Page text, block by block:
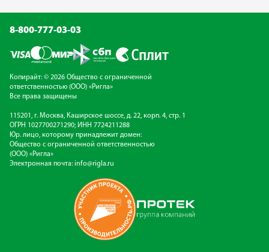
8-800-777-03-03
Копирайт: © 2026 Общество с ограниченной
ответственностью (ООО) «Ригла»
Все права защищены
115201, г. Москва, Каширское шоссе, д. 22, корп. 4, стр. 1
ОГРН 1027700271290; ИНН 7724211288
Юр. лицо, которому принадлежит домен:
Общество с ограниченной ответственностью
(ООО) «Ригла»
Электронная почта: info@rigla.ru